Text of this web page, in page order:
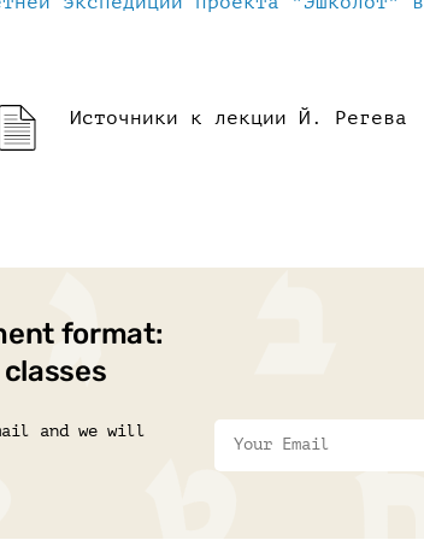
Источники к лекции Й. Регева
format:
and we will